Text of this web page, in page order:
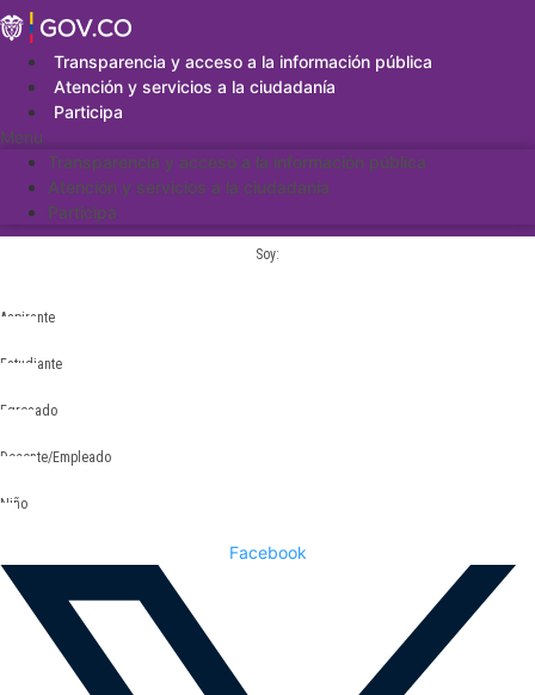
Saltar
al
contenidoTransparencia y acceso a la información pública
Atención y servicios a la ciudadanía
Participa
Menu
Transparencia y acceso a la información pública
Atención y servicios a la ciudadanía
Participa
Soy:
Aspirante
Estudiante
Egresado
Docente/Empleado
Niño
Facebook